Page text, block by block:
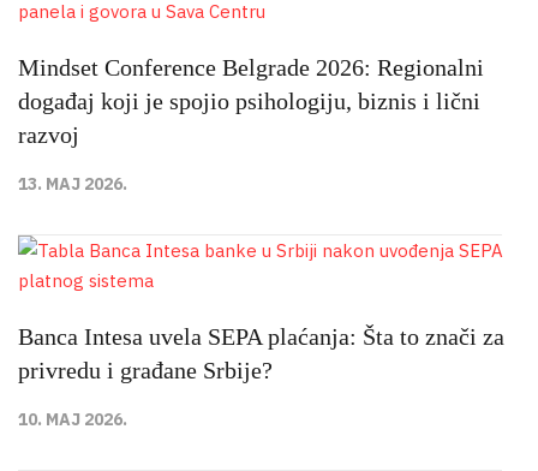
Mindset Conference Belgrade 2026: Regionalni
događaj koji je spojio psihologiju, biznis i lični
razvoj
13. MAJ 2026.
Banca Intesa uvela SEPA plaćanja: Šta to znači za
privredu i građane Srbije?
10. MAJ 2026.